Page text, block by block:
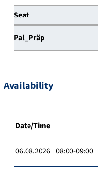
Seat
Pal_Präp
Availability
Date/Time
06.08.2026 08:00-09:00